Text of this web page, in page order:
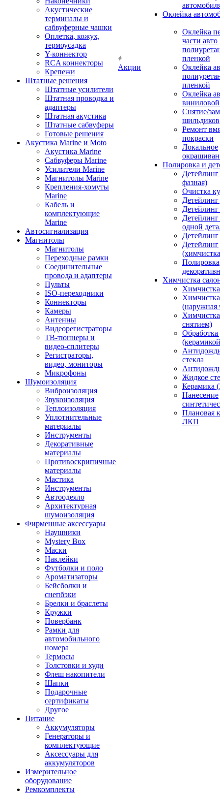
Акустические
терминалы и
сабвуферные чашки
Оплетка, кожух,
термоусадка
Y-коннектор
RCA коннекторы
Крепежи
Штатные решения
Штатные усилители
Штатная проводка и
адаптеры
Штатная акустика
Штатные сабвуферы
Готовые решения
Акустика Marine и Moto
Акустика Marine
Сабвуферы Marine
Усилители Marine
Магнитолы Marine
Крепления-хомуты
Marine
Кабель и
комплектующие
Marine
Автосигнализация
Магнитолы
Магнитолы
Переходные рамки
Соединительные
провода и адаптеры
Пульты
ISO-переходники
Коннекторы
Камеры
Антенны
Видеорегистраторы
ТВ-тюннеры и
видео-сплитеры
Регистраторы,
видео, мониторы
Микрофоны
Шумоизоляция
Виброизоляция
Звукоизоляция
Теплоизоляция
Уплотнительные
материалы
Инструменты
Декоративные
материалы
Противоскрипичные
материалы
Мастика
Инструменты
Автоодеяло
Архитектурная
шумоизоляция
Фирменные аксессуары
Наушники
Mystery Box
Маски
Наклейки
Футболки и поло
Ароматизаторы
Бейсболки и
снепбэки
Брелки и браслеты
Кружки
Повербанк
Рамки для
автомобильного
номера
Термосы
Толстовки и худи
Флеш накопители
Шапки
Подарочные
сертификаты
Другое
Питание
Аккумуляторы
Генераторы и
комплектующие
Аксессуары для
аккумуляторов
Измерительное
оборудование
Ремкомплекты
Акции
Оклейка
Оклейка
части авто
пленкой
Оклейка
пленкой
Оклейка
Снятие/
шильдиков
Ремонт
покраски
Локальное
Полировка и
фазная)
Очистка
Детейлинг
одной
Детейлинг
Полировка
Химчистка
(наружная
снятием)
Обработка
стекла
Жидкое
Керамика
Нанесение
Плановая
ЛКП